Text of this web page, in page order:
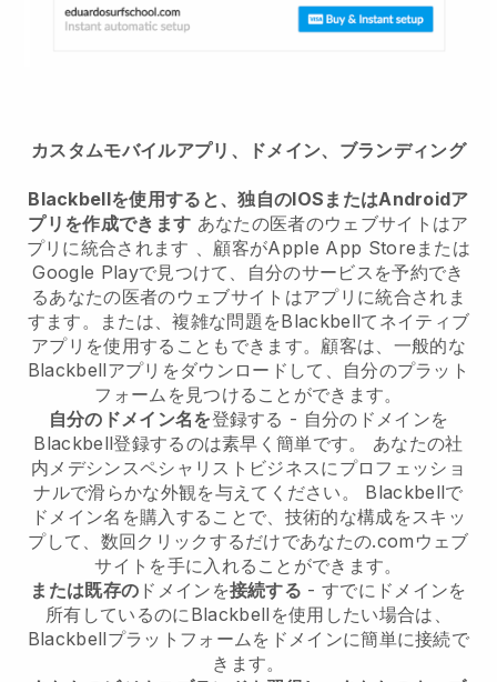
カスタムモバイルアプリ、ドメイン、ブランディング
Blackbellを使用すると、独自のIOSまたはAndroidア
プリを作成できます あなたの医者のウェブサイトはア
プリに統合されます 、顧客がApple App Storeまたは
Google Playで見つけて、自分のサービスを予約でき
るあなたの医者のウェブサイトはアプリに統合されま
す ます。または、複雑な問題をBlackbellてネイティブ
アプリを使用することもできます。顧客は、一般的な
Blackbellアプリをダウンロードして、自分のプラット
フォームを見つけることができます。
自分のドメイン名を登録する - 自分のドメインを
Blackbell登録するのは素早く簡単です。 あなたの社
内メデシンスペシャリストビジネスにプロフェッショ
ナルで滑らかな外観を与えてください。
Blackbellで
ドメイン名を購入することで、技術的な構成をスキッ
プして、数回クリックするだけであなたの.comウェブ
サイトを手に入れることができます。
または既存の ドメインを接続する - すでにドメインを
所有しているのにBlackbell を使用したい場合は、
Blackbellプラットフォームをドメインに簡単に接続で
きます。